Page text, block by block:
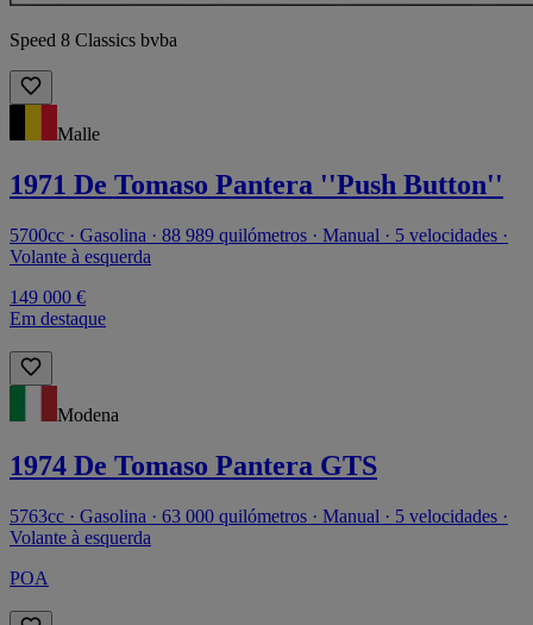
Speed 8 Classics bvba
Malle
1971 De Tomaso Pantera ''Push Button''
5700cc · Gasolina · 88 989 quilómetros · Manual · 5 velocidades ·
Volante à esquerda
149 000 €
Em destaque
Modena
1974 De Tomaso Pantera GTS
5763cc · Gasolina · 63 000 quilómetros · Manual · 5 velocidades ·
Volante à esquerda
POA